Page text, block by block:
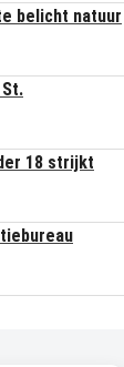
belicht natuur
18 strijkt